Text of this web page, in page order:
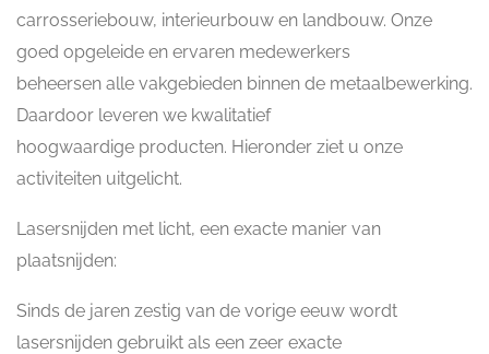
carrosseriebouw, interieurbouw en landbouw. Onze
goed opgeleide en ervaren medewerkers
beheersen alle vakgebieden binnen de metaalbewerking.
Daardoor leveren we kwalitatief
hoogwaardige producten. Hieronder ziet u onze
activiteiten uitgelicht.
Lasersnijden met licht, een exacte manier van
plaatsnijden:
Sinds de jaren zestig van de vorige eeuw wordt
lasersnijden gebruikt als een zeer exacte